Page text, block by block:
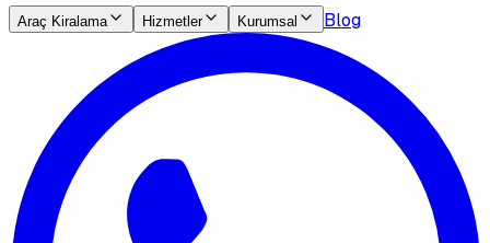
Araç Kiralama Hizmetler Kurumsal Blog